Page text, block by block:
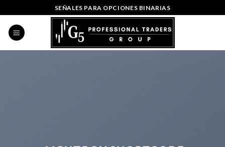
to
content
SEÑALES PARA OPCIONES BINARIAS